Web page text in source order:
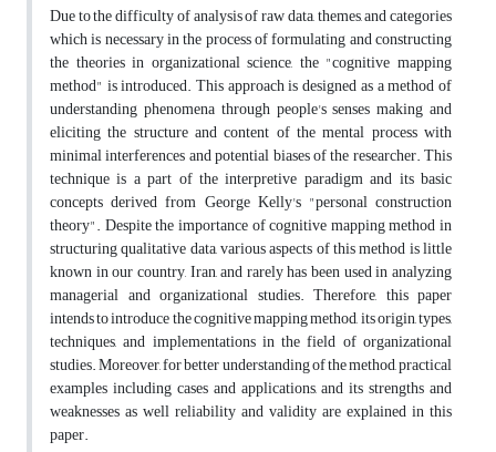
Due to the difficulty of analysis of raw data, themes, and categories
which is necessary in the process of formulating and constructing
the theories in organizational science, the "cognitive mapping
method" is introduced. This approach is designed as a method of
understanding phenomena through people's senses making and
eliciting the structure and content of the mental process with
minimal interferences and potential biases of the researcher. This
technique is a part of the interpretive paradigm and its basic
concepts derived from George Kelly's "personal construction
theory". Despite the importance of cognitive mapping method in
structuring qualitative data, various aspects of this method is little
known in our country, Iran, and rarely has been used in analyzing
managerial and organizational studies. Therefore, this paper
intends to introduce the cognitive mapping method, its origin, types,
techniques, and implementations in the field of organizational
studies. Moreover, for better understanding of the method, practical
examples including cases and applications, and its strengths and
weaknesses as well reliability and validity are explained in this
paper.